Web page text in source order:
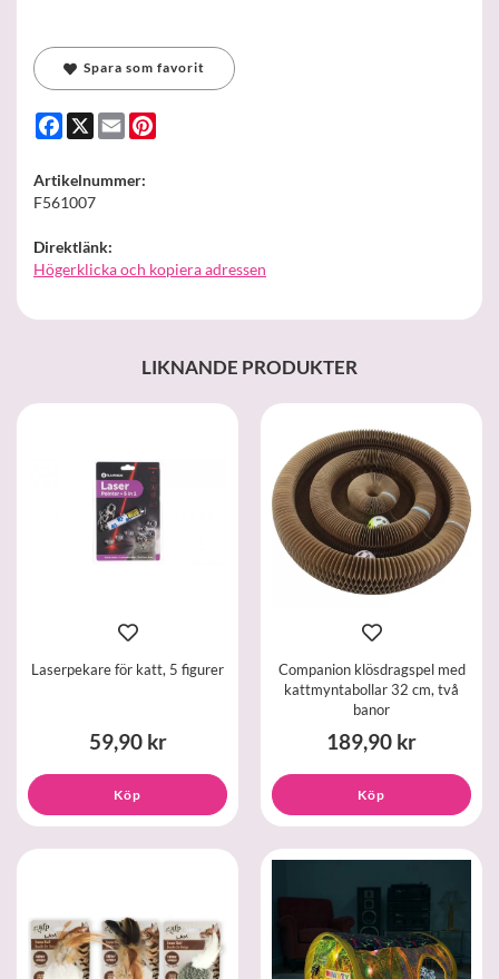
Spara som favorit
Facebook
X Email
Artikelnummer:
F561007
Direktlänk:
Högerklicka och kopiera adressen
LIKNANDE PRODUKTER
Laserpekare för katt, 5 figurer
59,90 kr
Köp
Companion klösdragspel med
kattmyntabollar 32 cm, två
banor
189,90 kr
Köp